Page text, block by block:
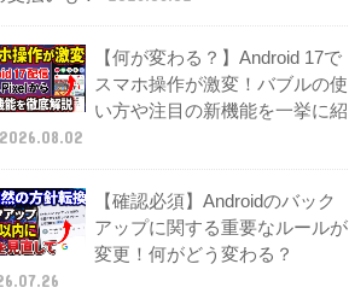
【何が変わる？】Android 17で
スマホ操作が激変！バブルの使
い方や注目の新機能を一挙に紹
2026.08.02
【確認必須】Androidのバック
アップに関する重要なルールが
変更！何がどう変わる？